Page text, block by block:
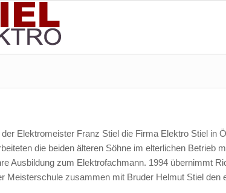
der Elektromeister Franz Stiel die Firma Elektro Stiel in
die beiden älteren Söhne im elterlichen Betrieb
Ausbildung zum Elektrofachmann. 1994 übernimmt
Meisterschule zusammen mit Bruder Helmut Stiel den